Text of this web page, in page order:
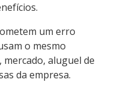
um erro
o mesmo
aluguel de
da empresa.